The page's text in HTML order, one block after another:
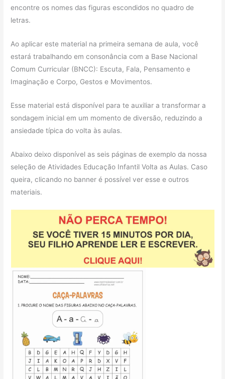
encontre os nomes das figuras escondidos no quadro de
letras.
Ao aplicar este material na primeira semana de aula, você
estará trabalhando em consonância com a Base Nacional
Comum Curricular (BNCC): Escuta, Fala, Pensamento e
Imaginação e Corpo, Gestos e Movimentos.
Esse material está disponível para te auxiliar a transformar a
sondagem inicial em um momento de diversão, reduzindo a
ansiedade típica do volta às aulas.
Abaixo deixo disponível as seis páginas de exemplo da nossa
seleção de Atividades Educação Infantil Volta as Aulas. Caso
queira, clicando no banner é possível ver esse e outros
materiais.